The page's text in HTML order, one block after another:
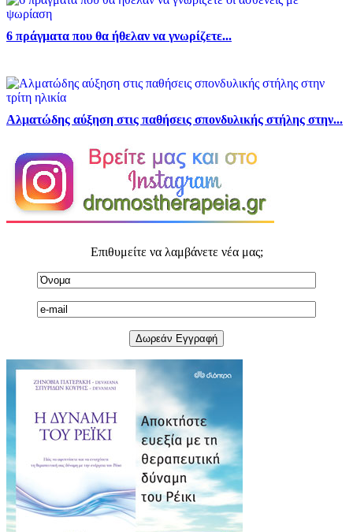
6 πράγματα που θα ήθελαν να γνωρίζετε...
Αλματώδης αύξηση στις παθήσεις σπονδυλικής στήλης στην...
Επιθυμείτε να λαμβάνετε νέα μας;